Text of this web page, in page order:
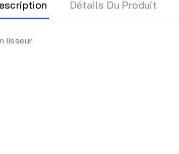
Détails Du Produit
lisseur.